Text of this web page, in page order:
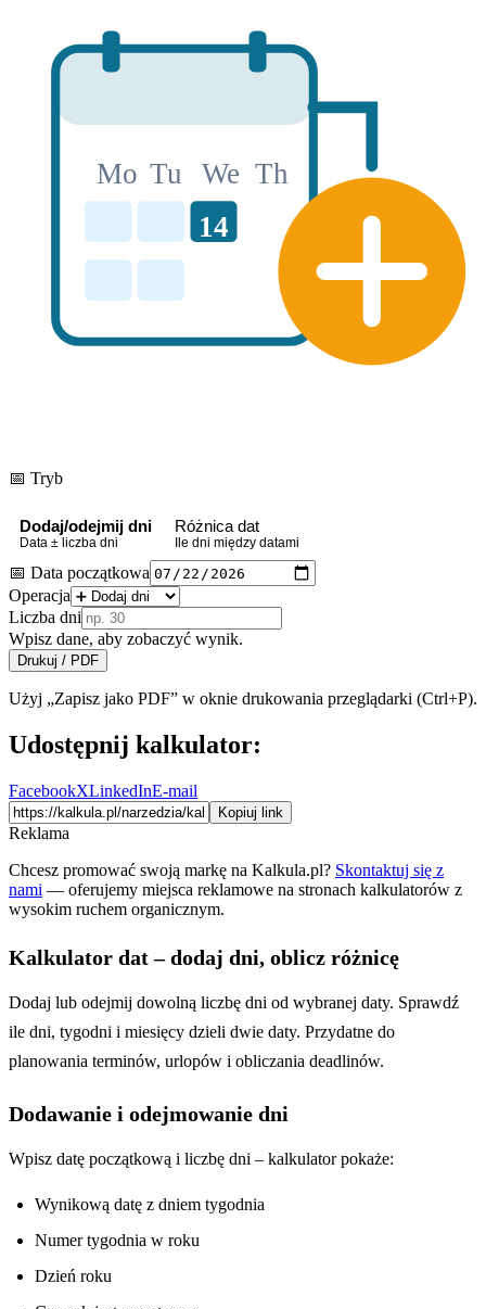
Mo Tu We Th
14
📅 Tryb
Dodaj/odejmij dni
Data ± liczba dni
Różnica dat
Ile dni między datami
📅 Data początkowa
Operacja
Liczba dni
Wpisz dane, aby zobaczyć wynik.
Drukuj / PDF
Użyj „Zapisz jako PDF” w oknie drukowania przeglądarki (Ctrl+P).
Udostępnij kalkulator:
FacebookXLinkedInE-mail
Kopiuj link
Reklama
Chcesz promować swoją markę na Kalkula.pl? Skontaktuj się z
nami — oferujemy miejsca reklamowe na stronach kalkulatorów z
wysokim ruchem organicznym.
Kalkulator dat – dodaj dni, oblicz różnicę
Dodaj lub odejmij dowolną liczbę dni od wybranej daty. Sprawdź
ile dni, tygodni i miesięcy dzieli dwie daty. Przydatne do
planowania terminów, urlopów i obliczania deadlinów.
Dodawanie i odejmowanie dni
Wpisz datę początkową i liczbę dni – kalkulator pokaże:
Wynikową datę z dniem tygodnia
Numer tygodnia w roku
Dzień roku